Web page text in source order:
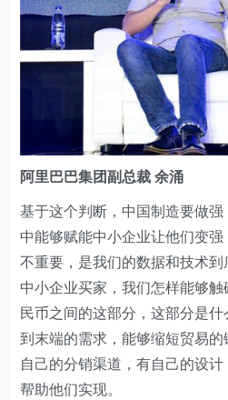
阿里巴巴集团副总裁 余涌
基于这个判断，中国制造要做
中能够赋能中小企业让他们变
不重要，是我们的数据和技术到
中小企业买家，我们怎样能够触
民币之间的这部分，这部分是
到末端的需求，能够缩短贸易
自己的分销渠道，有自己的设
帮助他们实现。